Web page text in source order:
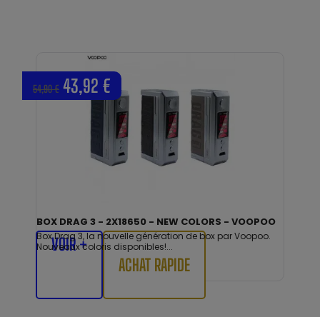
BOX DRAG 3 - 2X18650 - NEW COLORS - VOOPOO
Box Drag 3, la nouvelle génération de box par Voopoo.
Nouveaux coloris disponibles!...
54,90 € 43,92 €
VOIR +
ACHAT RAPIDE